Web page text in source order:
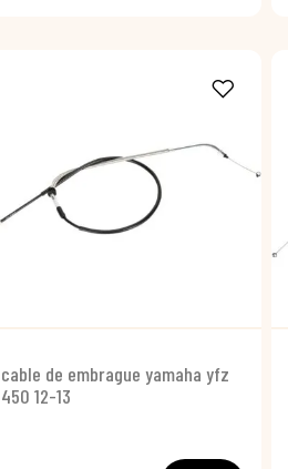
cable de embrague yamaha yfz
450 12-13